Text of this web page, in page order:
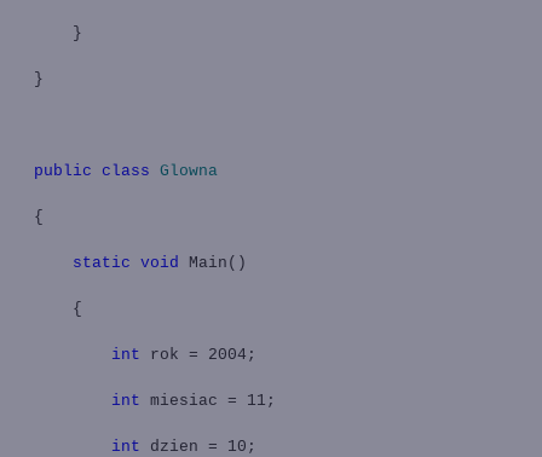
}
}
public class Glowna
{
static void Main ()
{
int rok = 2004;
int miesiac = 11;
int dzien = 10;